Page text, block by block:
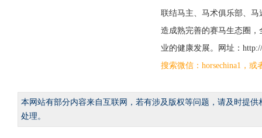
联结马主、马术俱乐部、
造成熟完善的赛马生态圈
业的健康发展。网址：http://
搜索微信：horsechina1，
本网站有部分内容来自互联网，若有涉及版权等问题，请及时提
处理。